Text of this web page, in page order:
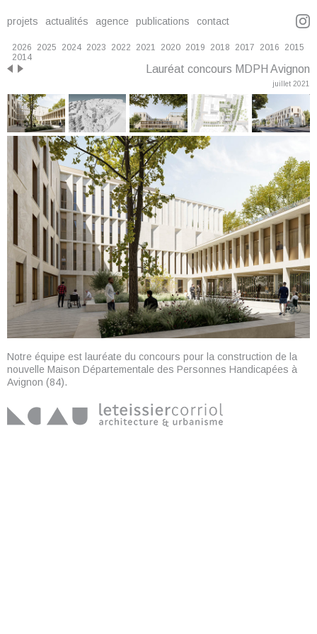
projets actualités agence publications contact
2026 2025 2024 2023 2022 2021 2020 2019 2018 2017 2016
2015
2014
Lauréat concours MDPH Avignon
juillet 2021
Notre équipe est lauréate du concours pour la construction de la
nouvelle Maison Départementale des Personnes Handicapées à
Avignon (84).